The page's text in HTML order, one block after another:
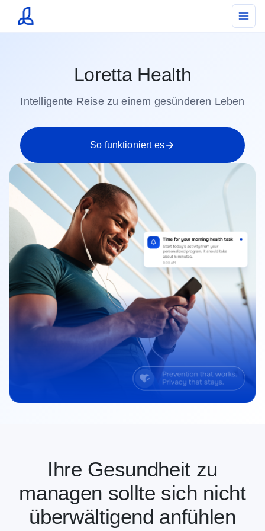
Loretta Health
Intelligente Reise zu einem gesünderen Leben
So funktioniert es
Ihre Gesundheit zu
managen sollte sich nicht
überwältigend anfühlen